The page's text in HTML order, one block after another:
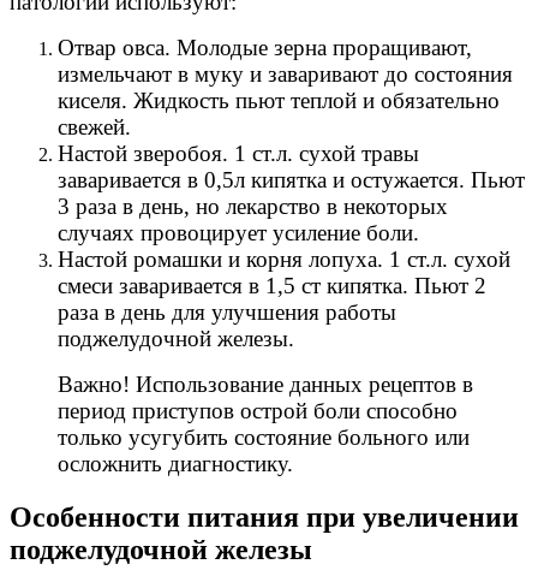
Отвар овса. Молодые зерна проращивают,
измельчают в муку и заваривают до состояния
киселя. Жидкость пьют теплой и обязательно
свежей.
Настой зверобоя. 1 ст.л. сухой травы
заваривается в 0,5л кипятка и остужается. Пьют
3 раза в день, но лекарство в некоторых
случаях провоцирует усиление боли.
Настой ромашки и корня лопуха. 1 ст.л. сухой
смеси заваривается в 1,5 ст кипятка. Пьют 2
раза в день для улучшения работы
поджелудочной железы.
Важно! Использование данных рецептов в
период приступов острой боли способно
только усугубить состояние больного или
осложнить диагностику.
Особенности питания при увеличении
поджелудочной железы